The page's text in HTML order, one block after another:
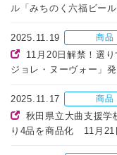
ル「みちのく六福ビー
2025.11.19 商品
11月20日解禁！選
ジョレ・ヌーヴォー」
2025.11.17 商品
秋田県立大曲支援学
り4品を商品化 11月21